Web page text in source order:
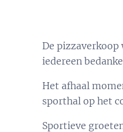
De pizzaverkoop
iedereen
Het afhaal
sporthal op het
Sportieve